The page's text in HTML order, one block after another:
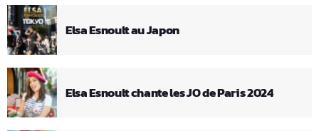
Elsa Esnoult au Japon
Elsa Esnoult chante les JO de Paris 2024